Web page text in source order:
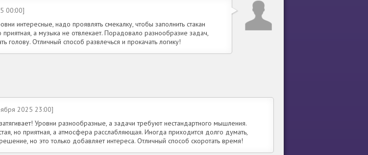
00:00]
интересные, надо проявлять смекалку, чтобы заполнить стакан
а музыка не отвлекает. Порадовало разнообразие задач,
голову. Отличный способ развлечься и прокачать логику!
2025 23:00]
Уровни разнообразные, а задачи требуют нестандартного мышления.
но приятная, а атмосфера расслабляющая. Иногда приходится долго думать,
но это только добавляет интереса. Отличный способ скоротать время!